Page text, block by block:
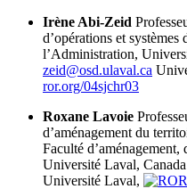
Irène Abi-Zeid
d’opérations et systèmes
l’Administration,
zeid@osd.ulaval.ca
ror.org/04sjchr03
Roxane Lavoie
d’aménagement du
Faculté d’aménagement,
Université Laval, Canada
Université Laval,